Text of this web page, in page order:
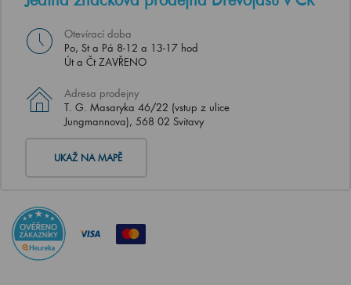
Otevírací doba
Po, St a Pá 8-12 a 13-17 hod
Út a Čt ZAVŘENO
Adresa prodejny
T. G. Masaryka 46/22 (vstup z ulice
Jungmannova), 568 02 Svitavy
UKAŽ NA MAPĚ